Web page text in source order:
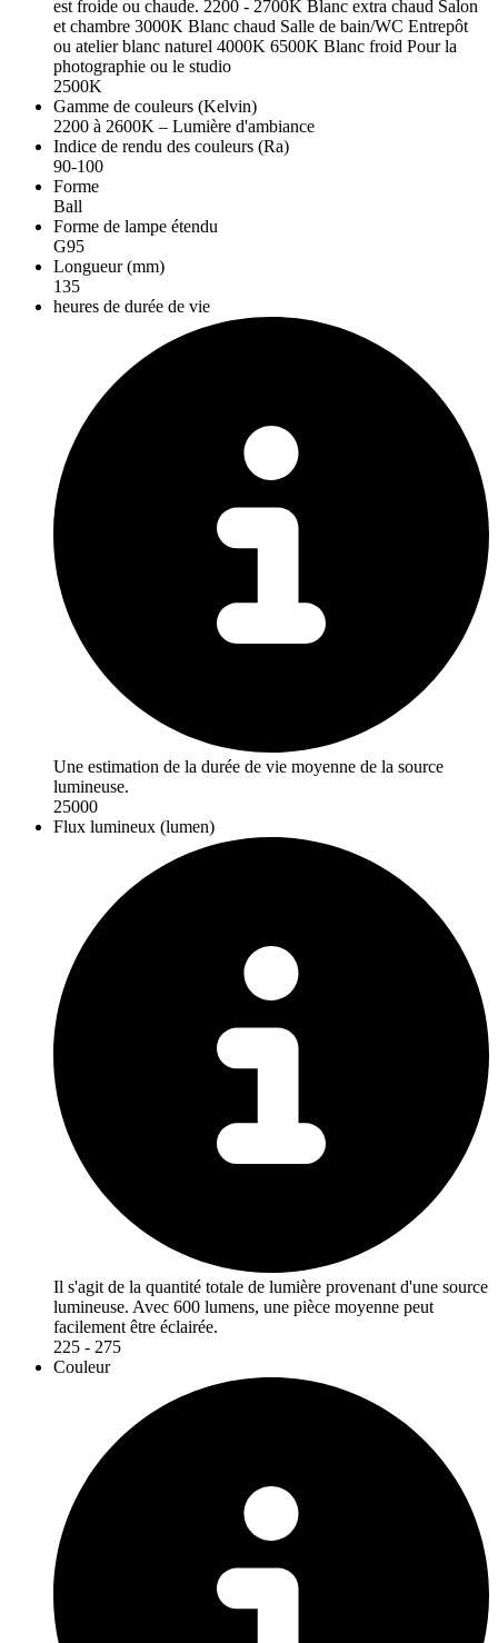
est froide ou chaude. 2200 - 2700K Blanc extra chaud Salon
et chambre 3000K Blanc chaud Salle de bain/WC Entrepôt
ou atelier blanc naturel 4000K 6500K Blanc froid Pour la
photographie ou le studio
2500K
Gamme de couleurs (Kelvin)
2200 à 2600K – Lumière d'ambiance
Indice de rendu des couleurs (Ra)
90-100
Forme
Ball
Forme de lampe étendu
G95
Longueur (mm)
135
heures de durée de vie
Une estimation de la durée de vie moyenne de la source
lumineuse.
25000
Flux lumineux (lumen)
Il s'agit de la quantité totale de lumière provenant d'une source
lumineuse. Avec 600 lumens, une pièce moyenne peut
facilement être éclairée.
225 - 275
Couleur